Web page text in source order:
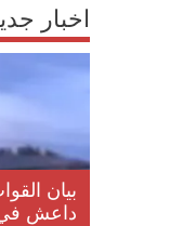
اخبار
بيان
داعش في